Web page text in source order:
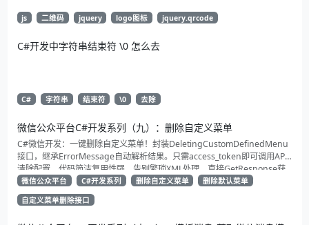
js 二维码 jquery logo图标 jquery.qrcode
C#开发中字符串结束符 \0 怎么去
C# 字符串 结束符 \0 去除
微信公众平台C#开发系列（九）：删除自定义菜单
C#微信开发：一键删除自定义菜单！封装DeletingCustomDefinedMenu
接口，继承ErrorMessage自动解析结果。只需access_token即可调用API
清除配置。代码简洁复用性强，告别繁琐XML处理，直接GetResponse获
取状态。适合动态管理公众号的开发者，建议收藏备用！
微信公众平台 C#开发系列 删除自定义菜单
删除默认菜单
自定义菜单删除接口